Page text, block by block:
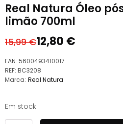
Real Natura Óleo
limão 700ml
15,99€
O
preço
original
era:
12,80 €
O
preço
atual
é:
EAN: 5600493410017
REF: BC3208
Marca: Real Natura
Em stock